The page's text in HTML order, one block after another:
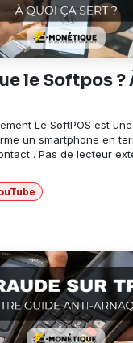
le Softpos ?
Le SoftPOS est
un smartphone en
. Pas de lecteur